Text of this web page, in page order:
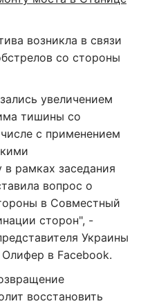
возникла в связи
со стороны
увеличением
тишины со
с применением
рамках заседания
вопрос о
в Совместный
сторон", -
Украины
в Facebook.
восстановить